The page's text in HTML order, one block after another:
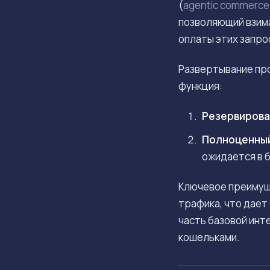
(agentic commerce
позволяющий
оплаты этих
Развертывание
функция:
ожидается в
Ключевое
трафика, что
часть базовой
кошельками.